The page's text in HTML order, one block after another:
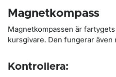
Magnetkompass
Magnetkompassen är
kursgivare. Den fungerar även
Kontrollera: